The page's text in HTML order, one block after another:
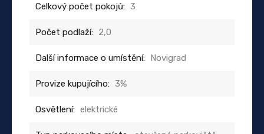
Celkový počet pokojů: 3
Počet podlaží: 2,0
Další informace o umístění: Novigrad
Provize kupujícího: 3%
Osvětlení: elektrické